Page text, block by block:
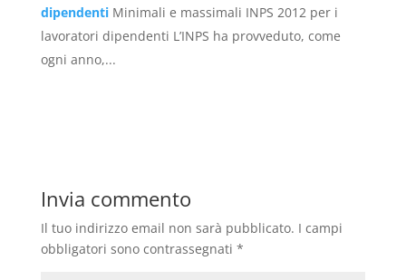
dipendenti Minimali e massimali INPS 2012 per i
lavoratori dipendenti L’INPS ha provveduto, come
ogni anno,...
Invia commento
Il tuo indirizzo email non sarà pubblicato. I campi
obbligatori sono contrassegnati *